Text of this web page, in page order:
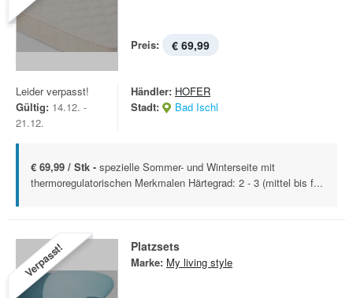
Preis: € 69,99
Leider verpasst!
Gültig: 14.12. -
21.12.
Händler: HOFER
Stadt:
Bad Ischl
€ 69,99 / Stk - spezielle Sommer- und Winterseite mit
thermoregulatorischen Merkmalen Härtegrad: 2 - 3 (mittel bis f...
Verpasst! Platzsets
Marke: My living style